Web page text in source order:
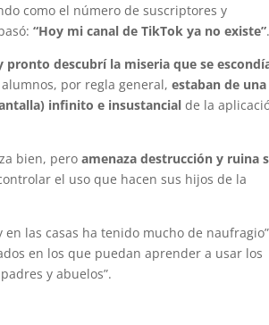
como el número de suscriptores y
“Hoy mi canal de TikTok ya no existe”.
pronto descubrí la miseria que se
por regla general,estaban de una
infinito e insustancial de la
bien, peroamenaza destrucción y ruina
el uso que hacen sus hijos de la
las casas ha tenido mucho de
en los que puedan aprender a usar los
y abuelos”.